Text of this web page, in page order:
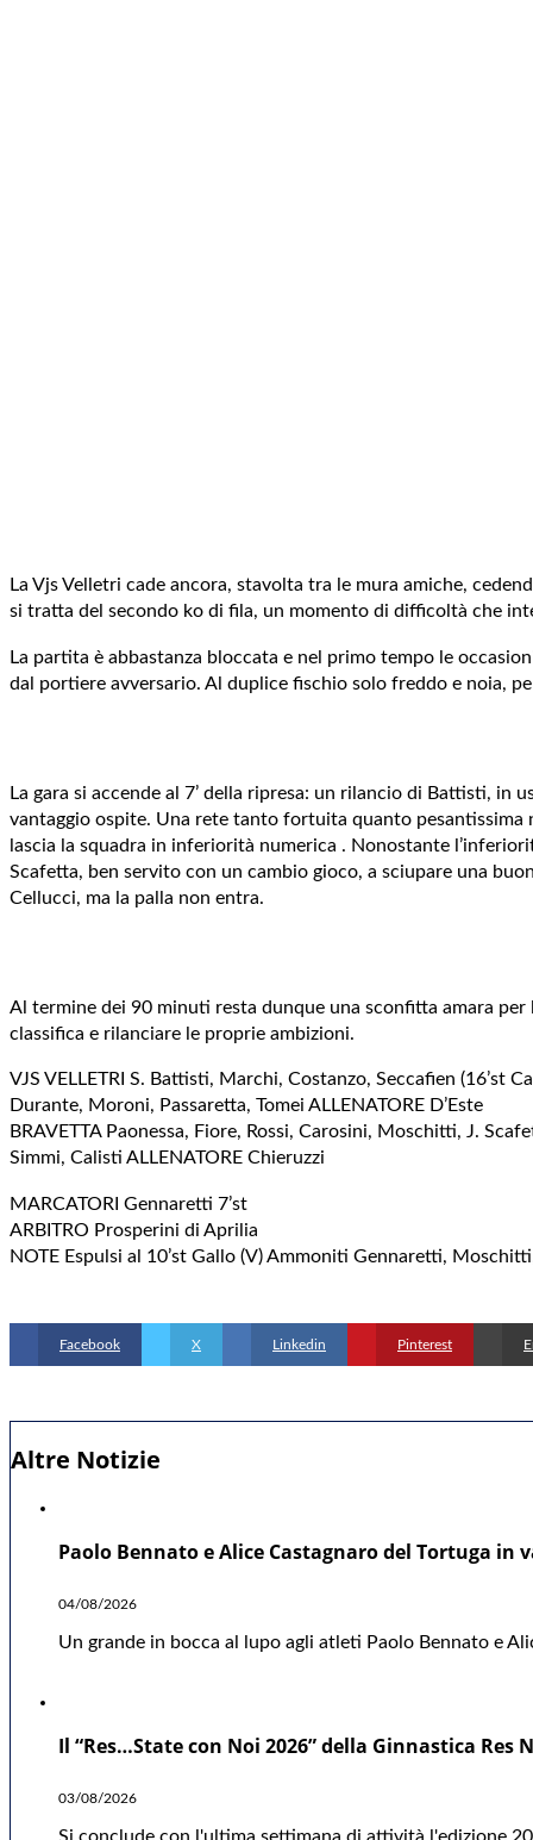
Altre Notizie
Paolo Bennato e Alice Castagnaro del Tortuga
04/08/2026
Un grande in bocca al lupo agli atleti Paolo Bennato e
Il “Res…State con Noi 2026” della Ginnastica Res
03/08/2026
La Vjs Velletri cade ancora, stavolta tra le mura amiche,
si tratta del secondo ko di fila, un momento di difficoltà che
La partita è abbastanza bloccata e nel primo tempo le
dal portiere avversario. Al duplice fischio solo freddo e noia,
La gara si accende al 7’ della ripresa: un rilancio di Battisti,
vantaggio ospite. Una rete tanto fortuita quanto pesantissima
lascia la squadra in inferiorità numerica . Nonostante
Scafetta, ben servito con un cambio gioco, a sciupare una
Cellucci, ma la palla non entra.
Al termine dei 90 minuti resta dunque una sconfitta amara
classifica e rilanciare le proprie ambizioni.
VJS VELLETRI S. Battisti, Marchi, Costanzo, Seccafien (16’st
Durante, Moroni, Passaretta, Tomei ALLENATORE D’Este
BRAVETTA Paonessa, Fiore, Rossi, Carosini, Moschitti, J.
Simmi, Calisti ALLENATORE Chieruzzi
MARCATORI Gennaretti 7’st
ARBITRO Prosperini di Aprilia
NOTE Espulsi al 10’st Gallo (V) Ammoniti Gennaretti,
Facebook X Linkedin Pinterest